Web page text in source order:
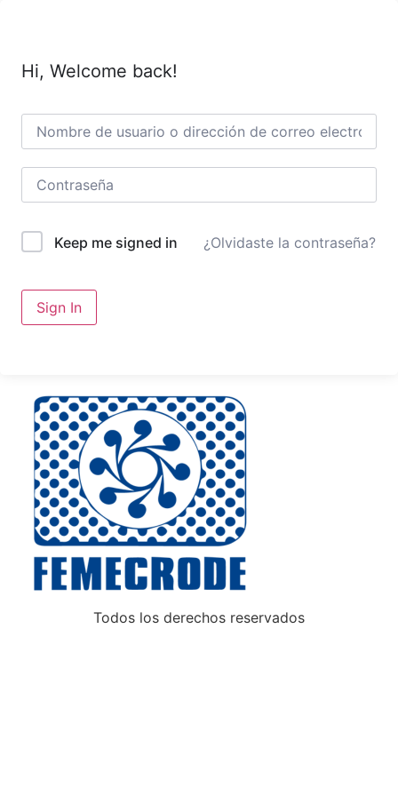
Hi, Welcome back!
Keep me signed in ¿Olvidaste la contraseña?
Sign In
Todos los derechos reservados